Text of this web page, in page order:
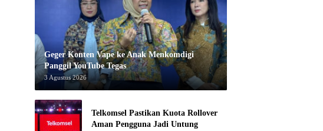
Geger Konten Vape ke Anak Menkomdigi
Panggil YouTube Tegas
3 Agustus 2026
Telkomsel Pastikan Kuota Rollover
Aman Pengguna Jadi Untung